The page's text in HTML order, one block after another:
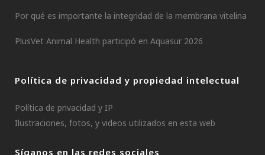
Por qué es importante la integridad de la membrana vitelina
PlusVet Animal Health participó en Aquasur 2026
Política de privacidad y propiedad intelectual
Política de privacidad y IP
Ilustraciones, fotos, y videos utilizados en esta web
Síganos en las redes sociales